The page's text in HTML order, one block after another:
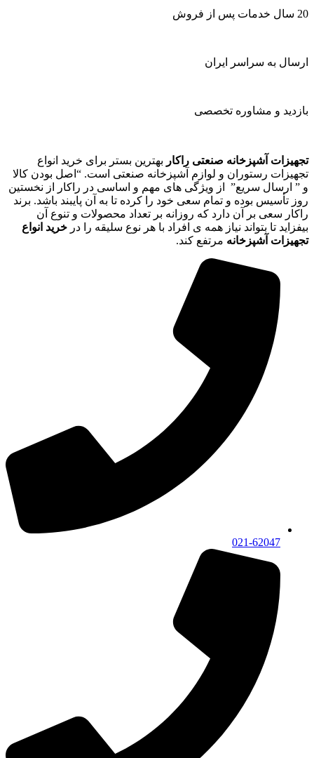
20 سال خدمات پس از فروش
ارسال به سراسر ایران
بازدید و مشاوره تخصصی
تجهیزات آشپزخانه صنعتی راکار بهترین بستر برای خرید انواع
تجهیزات رستوران و لوازم آشپزخانه صنعتی است. “اصل بودن کالا
و ” ارسال سریع” از ویژگی های مهم و اساسی در راکار از نخستین
روز تأسیس بوده و تمام سعی خود را کرده تا به آن پایبند باشد. برند
راکار سعی بر آن دارد که روزانه بر تعداد محصولات و تنوع آن
بیفزاید تا بتواند نیاز همه ی افراد با هر نوع سلیقه را در خرید انواع
تجهیزات آشپزخانه مرتفع کند.
021-62047